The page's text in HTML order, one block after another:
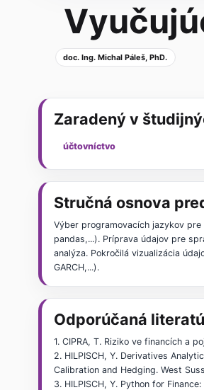
doc. Ing. Michal Páleš, PhD.
Zaradený v
účtovníctvo
Stručná osnova
Výber programovacích jazykov
pandas,...). Príprava údajov pre
analýza. Pokročilá vizualizácia
GARCH,...).
Odporúčaná
1. CIPRA, T. Riziko ve financích a
2. HILPISCH, Y. Derivatives
Calibration and Hedging. West
3. HILPISCH, Y. Python for